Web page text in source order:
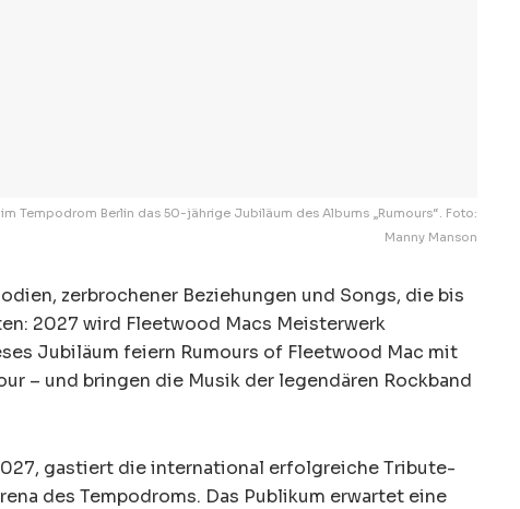
Tempodrom Berlin das 50-jährige Jubiläum des Albums „Rumours“. Foto:
Manny Manson
zerbrochener Beziehungen und Songs, die bis
2027 wird Fleetwood Macs Meisterwerk
Jubiläum feiern Rumours of Fleetwood Mac mit
– und bringen die Musik der legendären Rockband
gastiert die international erfolgreiche Tribute-
des Tempodroms. Das Publikum erwartet eine